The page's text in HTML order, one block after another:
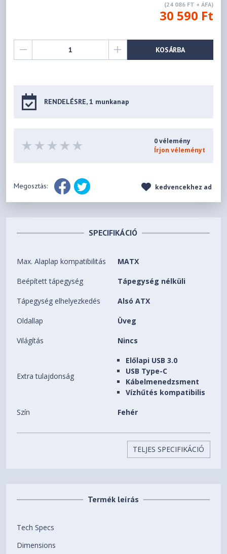
(24 086 FT + ÁFA)
30 590 Ft
KOSÁRBA
RENDELÉSRE, 1 munkanap
0 vélemény
Írjon véleményt
Megosztás: kedvencekhez ad
SPECIFIKÁCIÓ
Max. Alaplap kompatibilitás MATX
Beépített tápegység Tápegység nélküli
Tápegység elhelyezkedés Alsó ATX
Oldallap Üveg
Világítás Nincs
Extra tulajdonság
Előlapi USB 3.0
USB Type-C
Kábelmenedzsment
Vízhűtés kompatibilis
Szín Fehér
Beépíthető HDD-k (3,5")
száma
0 db
Beépített ventilátorok
Beépíthető
TELJES SPECIFIKÁCIÓ
Termék leírás
Tech Specs
Dimensions